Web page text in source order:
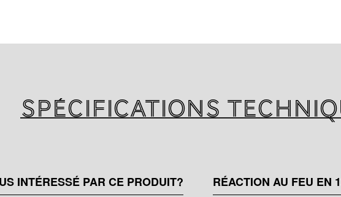
d'installation.
Spécifications
INTÉRESSÉ PAR CE PRODUIT? RÉACTION AU FEU EN